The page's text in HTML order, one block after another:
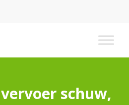
schuw,